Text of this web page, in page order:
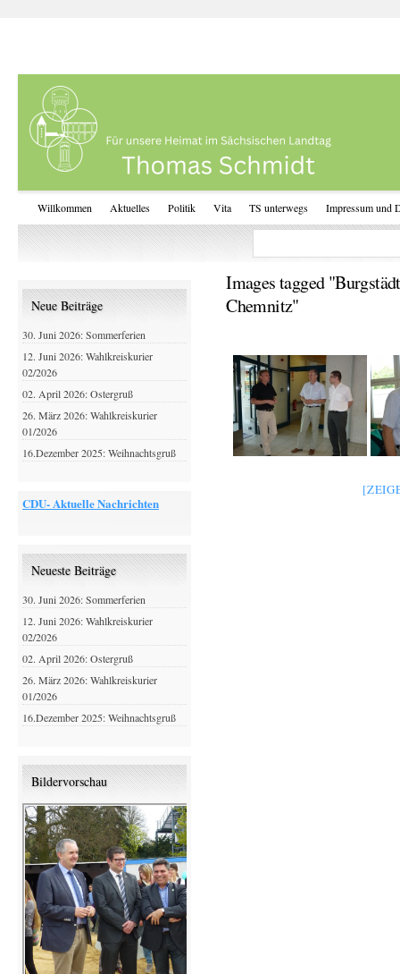
Willkommen Aktuelles Politik Vita TS unterwegs Impressum und
Images tagged
Chemnitz"
Neue Beiträge
30. Juni 2026: Sommerferien
12. Juni 2026: Wahlkreiskurier
02/2026
02. April 2026: Ostergruß
26. März 2026: Wahlkreiskurier
01/2026
16.Dezember 2025: Weihnachtsgruß
CDU- Aktuelle Nachrichten
Neueste Beiträge
30. Juni 2026: Sommerferien
12. Juni 2026: Wahlkreiskurier
02/2026
02. April 2026: Ostergruß
26. März 2026: Wahlkreiskurier
01/2026
16.Dezember 2025: Weihnachtsgruß
Bildervorschau